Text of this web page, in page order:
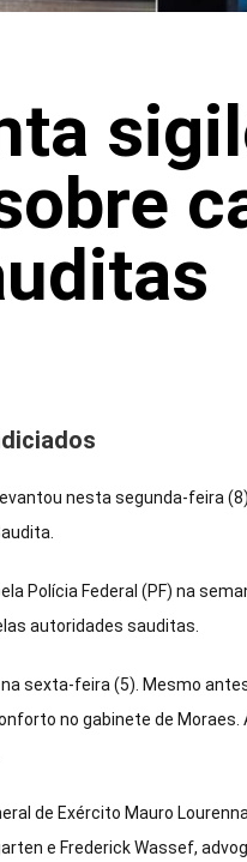
nesta segunda-feira
Polícia Federal (PF) na
autoridades sauditas.
sexta-feira (5). Mesmo
no gabinete de Moraes.
de Exército Mauro
e Frederick Wassef,